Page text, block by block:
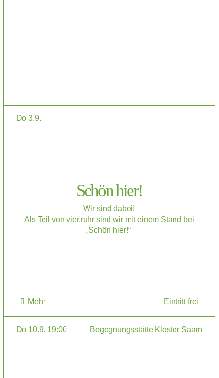
Do 3.9.
Schön hier!
Wir sind dabei!
Als Teil von vier.ruhr sind wir mit einem Stand bei
„Schön hier!“
Mehr Eintritt frei
Do 10.9. 19:00 Begegnungsstätte Kloster Saarn